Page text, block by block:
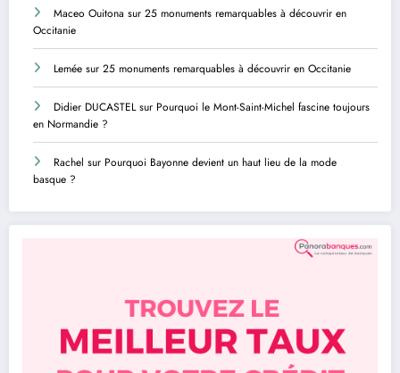
Maceo Ouitona sur 25 monuments remarquables à découvrir en
Occitanie
Lemée sur 25 monuments remarquables à découvrir en Occitanie
Didier DUCASTELsur Pourquoi le Mont-Saint-Michel fascine toujours
en Normandie ?
Rachel sur Pourquoi Bayonne devient un haut lieu de la mode
basque ?